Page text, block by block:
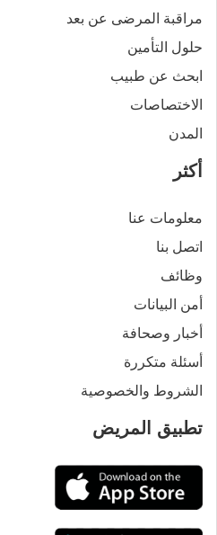
مراقبة المرضى عن بعد
حلول التأمين
ابحث عن طبيب
الاختصاصات
المدن
أكثر
معلومات عنا
اتصل بنا
وظائف
أمن البيانات
أخبار وصحافة
أسئلة متكررة
الشروط والخصوصية
تطبيق المريض